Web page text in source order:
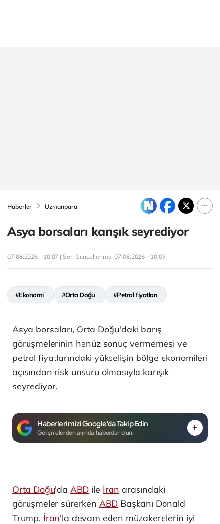
Haberler Uzmanpara
Asya borsaları karışık seyrediyor
07.08.2026 - 10:07 | Son Güncellenme: 07.08.2026 - 10:07
#Ekonomi #Orta Doğu #Petrol Fiyatları
Asya borsaları, Orta Doğu'daki barış
görüşmelerinin henüz sonuç vermemesi ve
petrol fiyatlarındaki yükselişin bölge ekonomileri
açısından risk unsuru olmasıyla karışık
seyrediyor.
Haberlerimizi Google'da Takip Edin
Gelişmelerden anında haberdar olun.
Orta Doğu'da ABD ile İran arasındaki
görüşmeler sürerken ABD Başkanı Donald
Trump, İran'la devam eden müzakerelerin iyi